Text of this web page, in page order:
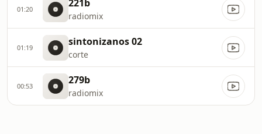
01:20 221b
radiomix
01:19 sintonizanos 02
corte
00:53 279b
radiomix